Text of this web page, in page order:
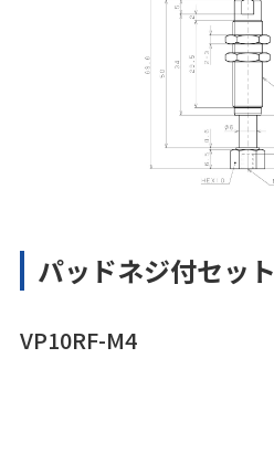
パッドネジ付セット
VP10RF-M4